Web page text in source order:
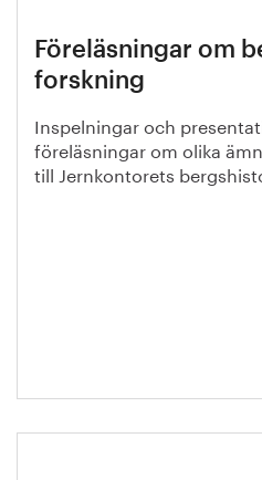
Föreläsningar om
forskning
Inspelningar och
föreläsningar om olika
till Jernkontorets